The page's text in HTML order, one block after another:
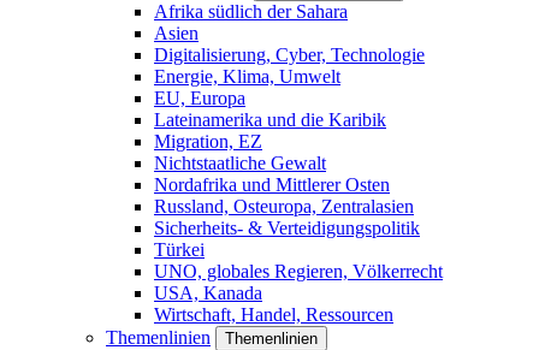
Afrika südlich der Sahara
Asien
Digitalisierung, Cyber, Technologie
Energie, Klima, Umwelt
EU, Europa
Lateinamerika und die Karibik
Migration, EZ
Nichtstaatliche Gewalt
Nordafrika und Mittlerer Osten
Russland, Osteuropa, Zentralasien
Sicherheits- & Verteidigungspolitik
Türkei
UNO, globales Regieren, Völkerrecht
USA, Kanada
Wirtschaft, Handel, Ressourcen
Themenlinien
Themenlinien